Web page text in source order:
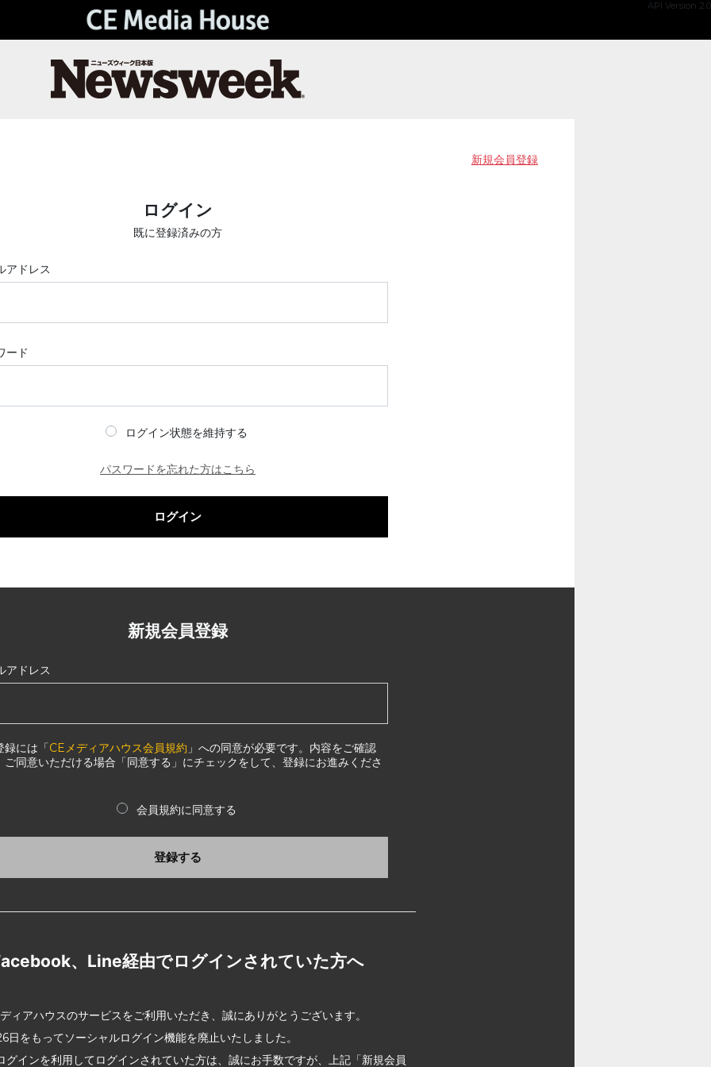
API Version 2.0
新規会員登録
ログイン
既に登録済みの方
アドレス
ード
ログイン状態を維持する
パスワードを忘れた方はこちら
ログイン
新規会員登録
アドレス
録には「CEメディアハウス会員規約 」への同意が必要です。内容をご確認
ご同意いただける場合「同意する」にチェックをして、登録にお進みくださ
会員規約に同意する
登録する
、Line経由でログインされていた方へ
ィアハウスのサービスをご利用いただき、誠にありがとうございます。
日をもってソーシャルログイン機能を廃止いたしました。
グインを利用してログインされていた方は、誠にお手数ですが、上記「新規会員